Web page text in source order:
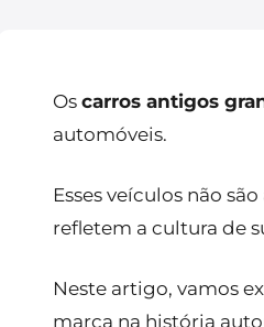
Os carros antigos
automóveis.
Esses veículos não
refletem a cultura de
Neste artigo, vamos
marca na história